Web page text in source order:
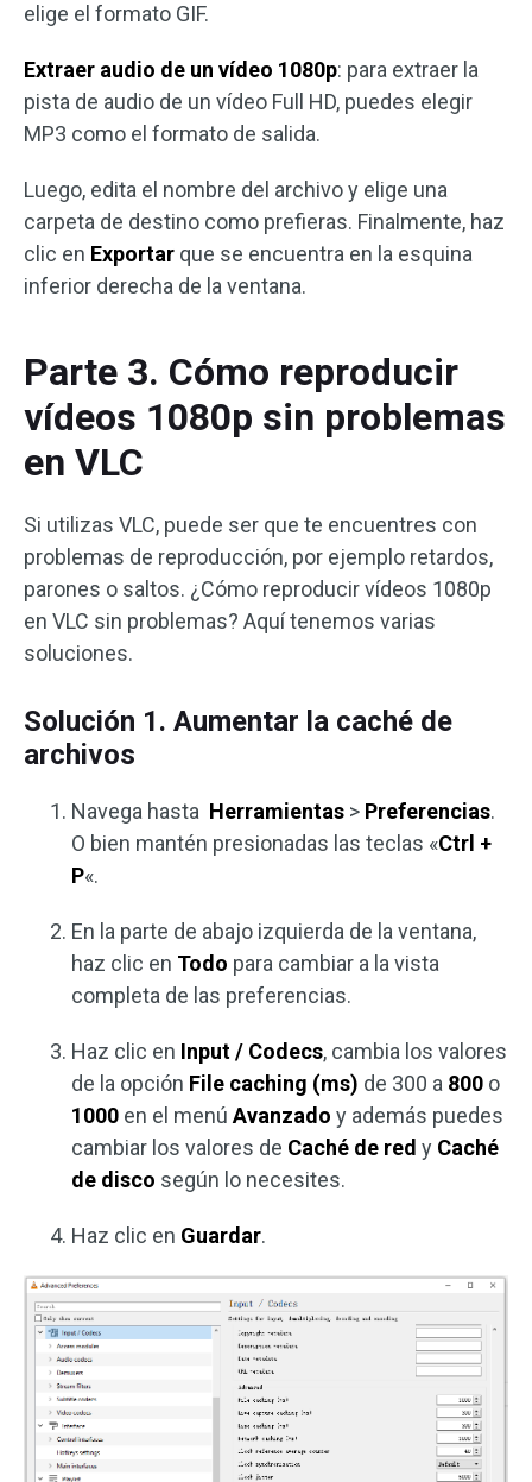
elige el formato GIF.
Extraer audio de un vídeo 1080p: para extraer la
pista de audio de un vídeo Full HD, puedes elegir
MP3 como el formato de salida.
Luego, edita el nombre del archivo y elige una
carpeta de destino como prefieras. Finalmente, haz
clic en Exportar que se encuentra en la esquina
inferior derecha de la ventana.
Parte 3. Cómo reproducir
vídeos 1080p sin problemas
en VLC
Si utilizas VLC, puede ser que te encuentres con
problemas de reproducción, por ejemplo retardos,
parones o saltos. ¿Cómo reproducir vídeos 1080p
en VLC sin problemas? Aquí tenemos varias
soluciones.
Solución 1. Aumentar la caché de
archivos
Navega hasta Herramientas > Preferencias.
O bien mantén presionadas las teclas «Ctrl +
P«.
En la parte de abajo izquierda de la ventana,
haz clic en Todo para cambiar a la vista
completa de las preferencias.
Haz clic en Input / Codecs, cambia los valores
de la opción File caching (ms) de 300 a 800 o
1000 en el menúAvanzado y además puedes
cambiar los valores de Caché de red y Caché
de disco según lo necesites.
Haz clic en Guardar.